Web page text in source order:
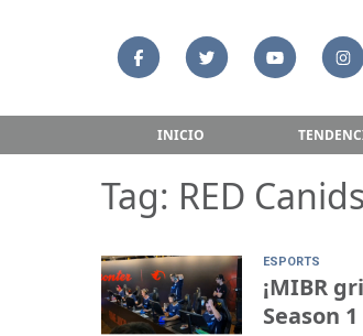
INICIO
Tag: RED Canids
ESPORTS
¡MIBR
Season